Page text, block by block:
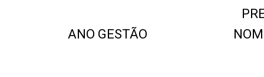
ANO GESTÃO